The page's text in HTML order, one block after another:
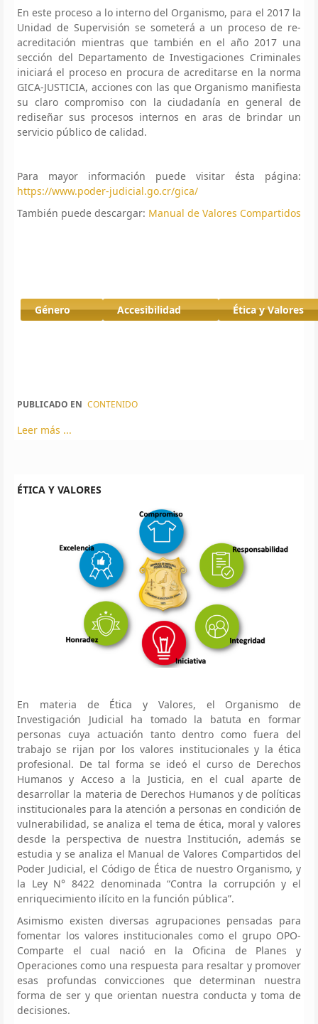
En este proceso a lo interno del Organismo, para el 2017 la
Unidad de Supervisión se someterá a un proceso de re-
acreditación mientras que también en el año 2017 una
sección del Departamento de Investigaciones Criminales
iniciará el proceso en procura de acreditarse en la norma
GICA-JUSTICIA, acciones con las que Organismo manifiesta
su claro compromiso con la ciudadanía en general de
rediseñar sus procesos internos en aras de brindar un
servicio público de calidad.
Para mayor información puede visitar ésta página:
https://www.poder-judicial.go.cr/gica/
También puede descargar: Manual de Valores Compartidos
Género Accesibilidad Ética y Valores
PUBLICADO EN CONTENIDO
Leer más ...
ÉTICA Y VALORES
En materia de Ética y Valores, el Organismo de
Investigación Judicial ha tomado la batuta en formar
personas cuya actuación tanto dentro como fuera del
trabajo se rijan por los valores institucionales y la ética
profesional. De tal forma se ideó el curso de Derechos
Humanos y Acceso a la Justicia, en el cual aparte de
desarrollar la materia de Derechos Humanos y de políticas
institucionales para la atención a personas en condición de
vulnerabilidad, se analiza el tema de ética, moral y valores
desde la perspectiva de nuestra Institución, además se
estudia y se analiza el Manual de Valores Compartidos del
Poder Judicial, el Código de Ética de nuestro Organismo, y
la Ley N° 8422 denominada “Contra la corrupción y el
enriquecimiento ilícito en la función pública”.
Asimismo existen diversas agrupaciones pensadas para
fomentar los valores institucionales como el grupo OPO-
Comparte el cual nació en la Oficina de Planes y
Operaciones como una respuesta para resaltar y promover
esas profundas convicciones que determinan nuestra
forma de ser y que orientan nuestra conducta y toma de
decisiones.